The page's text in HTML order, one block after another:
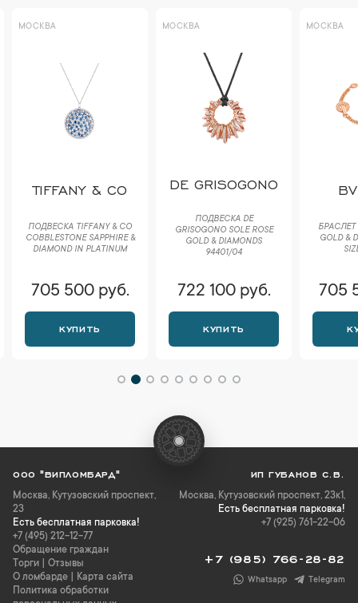
МОСКВА
TIFFANY & CO
ПОДВЕСКА TIFFANY & CO
COBBLESTONE SAPPHIRE &
DIAMOND IN PLATINUM
705 500 руб.
КУПИТЬ
МОСКВА
DE GRISOGONO
ПОДВЕСКА DE
GRISOGONO SOLE ROSE
GOLD & DIAMONDS
94401/04
722 100 руб.
КУПИТЬ
МОСКВА
БРАСЛЕТ
GOLD &
705
ООО "ВИПЛОМБАРД"
Москва, Кутузовский проспект,
23
Есть бесплатная парковка!
+7 (495) 212-12-77
Обращение граждан
Торги
Отзывы
О ломбарде
Карта сайта
Политика обработки
ИП ГУБАНОВ С.В.
Москва, Кутузовский проспект, 23к1,
Есть бесплатная парковка!
+7 (925) 761-22-06
+7 (985) 766-28-82
Whatsapp Telegram